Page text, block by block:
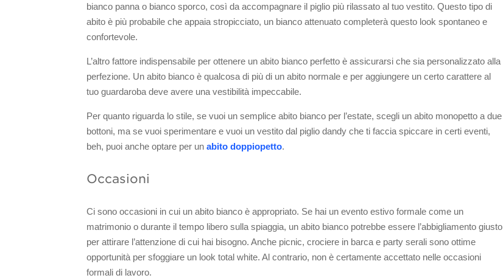
bianco panna o bianco sporco, così da accompagnare il piglio più rilassato al tuo vestito. Questo tipo di
abito è più probabile che appaia stropicciato, un bianco attenuato completerà questo look spontaneo e
confortevole.
L’altro fattore indispensabile per ottenere un abito bianco perfetto è assicurarsi che sia personalizzato alla
perfezione. Un abito bianco è qualcosa di più di un abito normale e per aggiungere un certo carattere al
tuo guardaroba deve avere una vestibilità impeccabile.
Per quanto riguarda lo stile, se vuoi un semplice abito bianco per l’estate, scegli un abito monopetto a due
bottoni, ma se vuoi sperimentare e vuoi un vestito dal piglio dandy che ti faccia spiccare in certi eventi,
beh, puoi anche optare per un abito doppiopetto.
Occasioni
Ci sono occasioni in cui un abito bianco è appropriato. Se hai un evento estivo formale come un
matrimonio o durante il tempo libero sulla spiaggia, un abito bianco potrebbe essere l’abbigliamento giusto
per attirare l’attenzione di cui hai bisogno. Anche picnic, crociere in barca e party serali sono ottime
opportunità per sfoggiare un look total white. Al contrario, non è certamente accettato nelle occasioni
formali di lavoro.